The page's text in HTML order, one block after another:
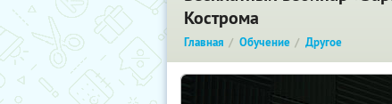
Кострома
Главная Обучение Другое